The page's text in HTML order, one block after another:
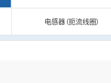
电感器（扼流线圈）